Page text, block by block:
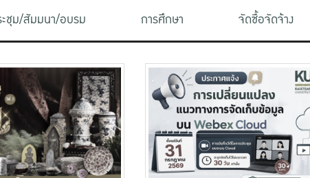
ชุม/สัมมนา/อบรม การศึกษา จัดซื้อจัดจ้าง